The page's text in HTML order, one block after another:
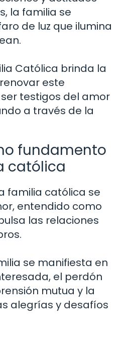
la familia se
de luz que ilumina
Católica brinda la
este
testigos del amor
a través de la
fundamento
católica
familia católica se
entendido como
las relaciones
se manifiesta en
el perdón
mutua y la
alegrías y desafíos